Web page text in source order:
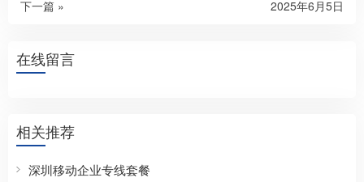
下一篇 » 2025年6月5日
在线留言
相关推荐
深圳移动企业专线套餐